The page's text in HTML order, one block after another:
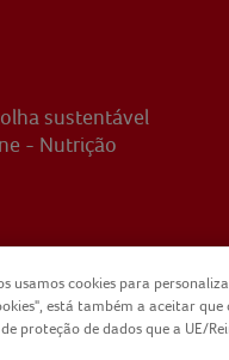
sustentável
- Nutrição
IGLO PORTUGAL
usamos cookies para
está também a aceitar que
proteção de dados que a UE/